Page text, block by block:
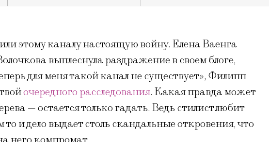
этому каналу настоящую войну. Елена Ваенга
выплеснула раздражение в своем блоге,
для меня такой канал не существует», Филипп
очередного расследования. Какая правда может
— остается только гадать. Ведь стилист любит
и дело выдает столь скандальные откровения, что